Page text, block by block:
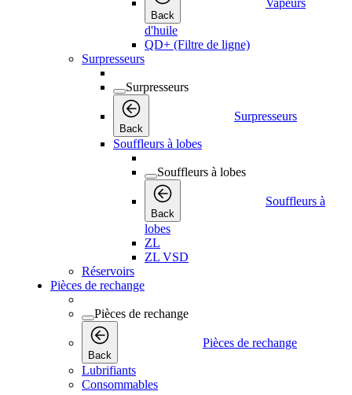
Back
Vapeurs
d'huile
QD+ (Filtre de ligne)
Surpresseurs
Surpresseurs
Back
Surpresseurs
Souffleurs à lobes
Souffleurs à lobes
Back
Souffleurs à
lobes
ZL
ZL VSD
Réservoirs
Pièces de rechange
Pièces de rechange
Back
Pièces de rechange
Lubrifiants
Consommables